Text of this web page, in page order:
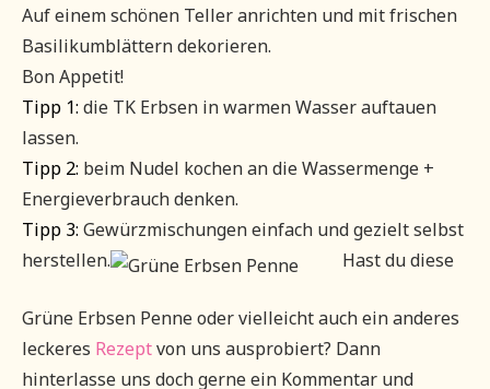
Auf einem schönen Teller anrichten und mit frischen
Basilikumblättern dekorieren.
Bon Appetit!
Tipp 1: die TK Erbsen in warmen Wasser auftauen
lassen.
Tipp 2: beim Nudel kochen an die Wassermenge +
Energieverbrauch denken.
Tipp 3: Gewürzmischungen einfach und gezielt selbst
herstellen.
Hast du diese
Grüne Erbsen Penne oder vielleicht auch ein anderes
leckeres Rezeptvon uns ausprobiert? Dann
hinterlasse uns doch gerne ein Kommentar und